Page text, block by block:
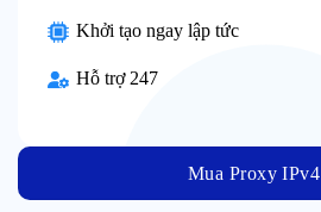
Khởi tạo ngay lập tức
Hỗ trợ 247
Mua Proxy IPv4